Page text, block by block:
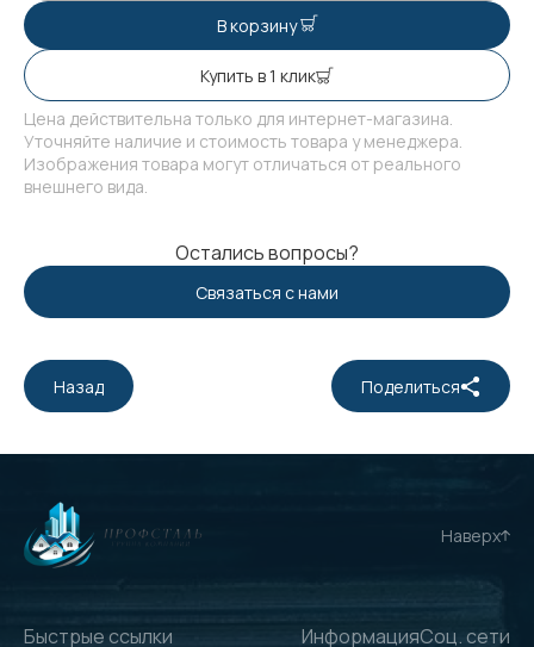
В корзину
Купить в 1 клик
Цена действительна только для интернет-магазина.
Уточняйте наличие и стоимость товара у менеджера.
Изображения товара могут отличаться от реального
внешнего вида.
Остались вопросы?
Связаться с нами
Назад Поделиться
Наверх
Быстрые ссылки ИнформацияСоц. сети